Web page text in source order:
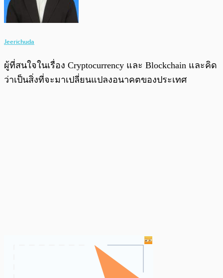
Jeerichuda
ผู้ที่สนใจในเรื่อง Cryptocurrency และ Blockchain และคิด
ว่าเป็นสิ่งที่จะมาเปลี่ยนแปลงอนาคตของประเทศ